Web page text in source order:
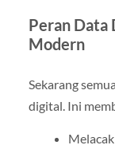
Peran Data
Modern
Sekarang
digital. Ini